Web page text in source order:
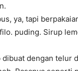
ya, tapi
puding. Sirup
dibuat dengan telur